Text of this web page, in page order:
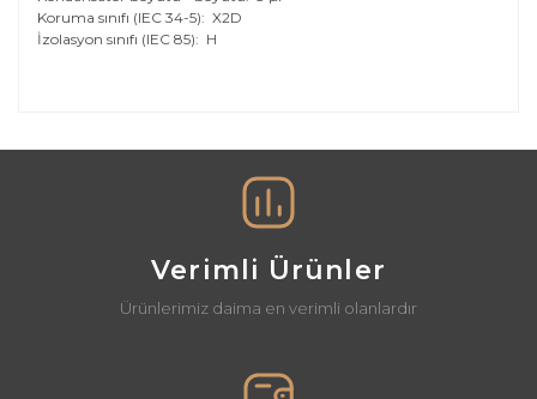
Koruma sınıfı (IEC 34-5): X2D
İzolasyon sınıfı (IEC 85): H
Yorum Yaz
Görüş ve önerileriniz için teşekkür ederiz.
Ürün resmi kalitesiz, bozuk veya görüntülenemiyor.
Ürün bilgilerinde hatalar bulunuyor.
Ürün fiyatı diğer sitelerden daha pahalı.
Verimli Ürünler
Ürünlerimiz daima en verimli olanlardır